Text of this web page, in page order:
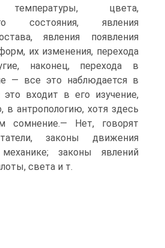
температуры, цвета,
состояния, явления
явления появления
их изменения, перехода
наконец, перехода в
— все это наблюдается в
это входит в его изучение,
в антропологию, хотя здесь
сомнение.— Нет, говорят
законы движения
законы явлений
света и т.